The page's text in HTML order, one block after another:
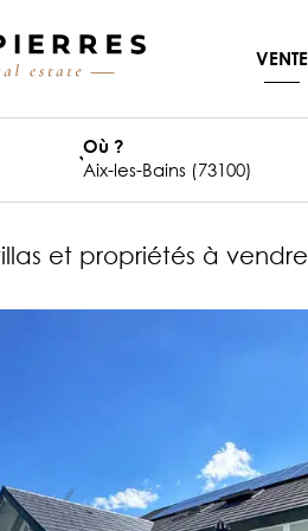
VENTE
Où ?
et propriétés à